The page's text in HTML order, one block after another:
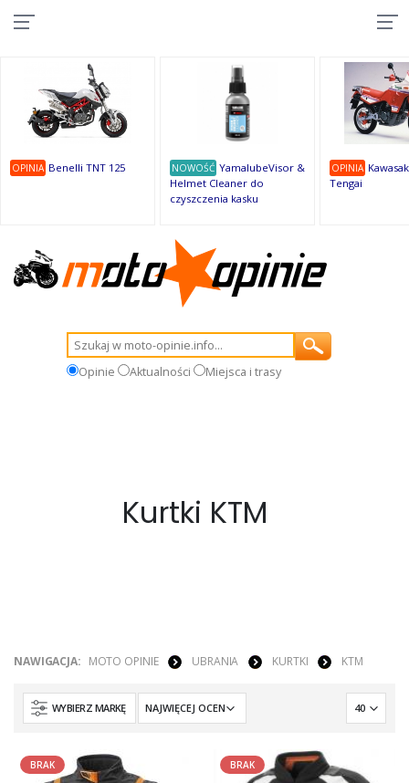
OPINIA Benelli TNT 125 NOWOŚĆ YamalubeVisor &
Helmet Cleaner do
czyszczenia kasku
OPINIA
Tengai
Opinie Aktualności Miejsca i trasy
Kurtki KTM
NAWIGACJA: MOTO OPINIE UBRANIA KURTKI KTM
WYBIERZ MARKĘ
BRAK BRAK